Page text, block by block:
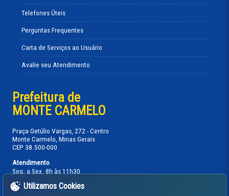
Telefones Úteis
Perguntas Frequentes
Carta de Serviços ao Usuário
Avalie seu Atendimento
Prefeitura de
MONTE CARMELO
Praça Getúlio Vargas, 272 - Centro
Monte Carmelo, Minas Gerais
CEP 38.500-000
Atendimento
Seg. a Sex. 8h às 11h30
Utilizamos Cookies